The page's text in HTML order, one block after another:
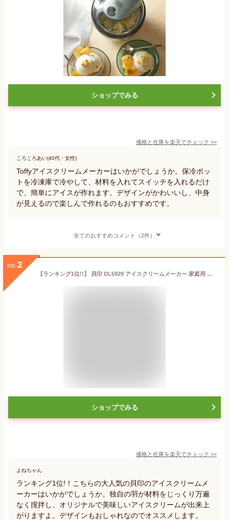
ショップでみる
価格と在庫を楽天でチェック >>
ころころあい(40代・女性)
Toffyアイスクリームメーカーはいかがでしょうか。保冷ポッ
トを冷凍庫で冷やして、材料を入れてスイッチを入れるだけ
で、簡単にアイスが作れます。デザインがかわいいし、中身
が見えるので楽しんで作れるのもおすすめです。
全てのおすすめコメント（2件）
no. 2
【ランキング1位!!】 貝印 DL5929 アイスクリームメーカー 家庭用 ホワイト KHS アイス アイスクリーム 手作り 便利 夏 楽 KAI 簡単 家 自宅 おすすめ プレゼント ギフト 贈り物 孫 休日 家族 夏休み レシピ付き 親子 食育 教育 氷菓子 シャーベット
ショップでみる
価格と在庫を楽天でチェック >>
よねちゃん
ランキング1位!！こちらの大人気の貝印のアイスクリームメ
ーカーはいかがでしょうか。独自の羽が材料をじっくり万遍
なく撹拌し、オリジナルで美味しいアイスクリームが出来上
がりますよ。デザインもおしゃれなのでオススメします。